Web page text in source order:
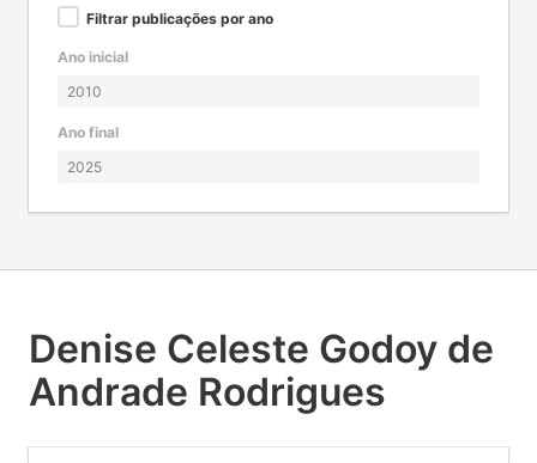
Filtrar publicações por ano
Ano inicial
Ano final
Denise Celeste Godoy de
Andrade Rodrigues